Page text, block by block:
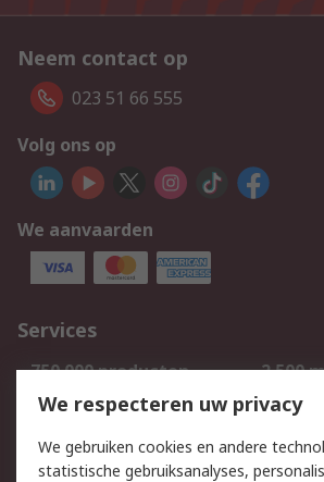
Neem contact op
023 51 66 555
Volg ons op
We aanvaarden
Services
750.000 producten
2.500
Bestellen
Track & Trace
We respecteren uw privacy
We gebruiken cookies en andere
statistische gebruiksanalyses,